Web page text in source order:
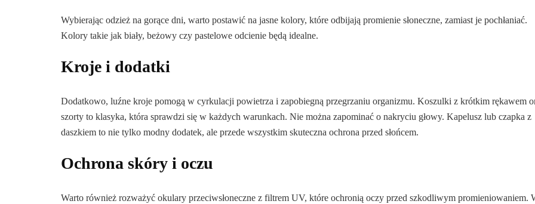
Wybierając odzież na gorące dni, warto postawić na jasne kolory, które odbijają promienie słoneczne, zamiast je pochłaniać.
Kolory takie jak biały, beżowy czy pastelowe odcienie będą idealne.
Kroje i dodatki
Dodatkowo, luźne kroje pomogą w cyrkulacji powietrza i zapobiegną przegrzaniu organizmu. Koszulki z krótkim rękawem
szorty to klasyka, która sprawdzi się w każdych warunkach. Nie można zapominać o nakryciu głowy. Kapelusz lub czapka z
daszkiem to nie tylko modny dodatek, ale przede wszystkim skuteczna ochrona przed słońcem.
Ochrona skóry i oczu
Warto również rozważyć okulary przeciwsłoneczne z filtrem UV, które ochronią oczy przed szkodliwym promieniowaniem.